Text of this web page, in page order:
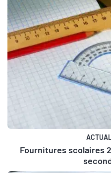
Fournitures scolaires